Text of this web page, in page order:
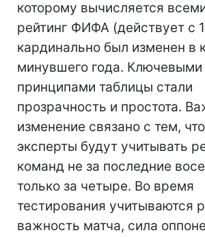
которому вычисляется
рейтинг ФИФА (действует с
кардинально был изменен в
минувшего года. Ключевыми
принципами таблицы стали
прозрачность и простота.
изменение связано с тем,
эксперты будут учитывать
команд не за последние
только за четыре. Во время
тестирования учитываются
важность матча, сила